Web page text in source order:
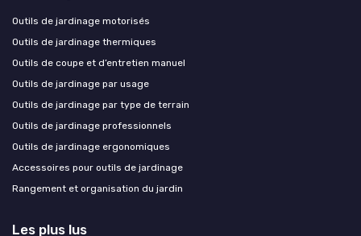
Outils de jardinage motorisés
Outils de jardinage thermiques
Outils de coupe et d’entretien manuel
Outils de jardinage par usage
Outils de jardinage par type de terrain
Outils de jardinage professionnels
Outils de jardinage ergonomiques
Accessoires pour outils de jardinage
Rangement et organisation du jardin
Les plus lus